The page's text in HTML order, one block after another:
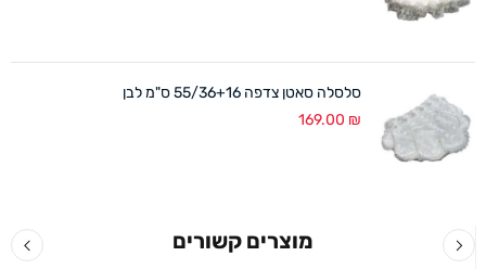
סלסלה סאטן צדפה 55/36+16 ס"מ לבן
169.00 ₪
מוצרים קשורים